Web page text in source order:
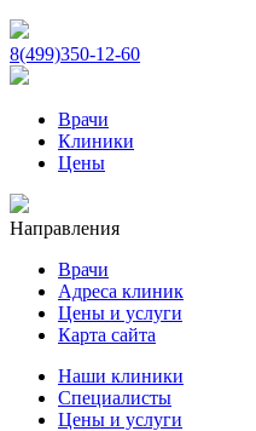
8(499)350-12-60
Врачи
Клиники
Цены
Направления
Врачи
Адреса клиник
Цены и услуги
Карта сайта
Наши клиники
Специалисты
Цены и услуги